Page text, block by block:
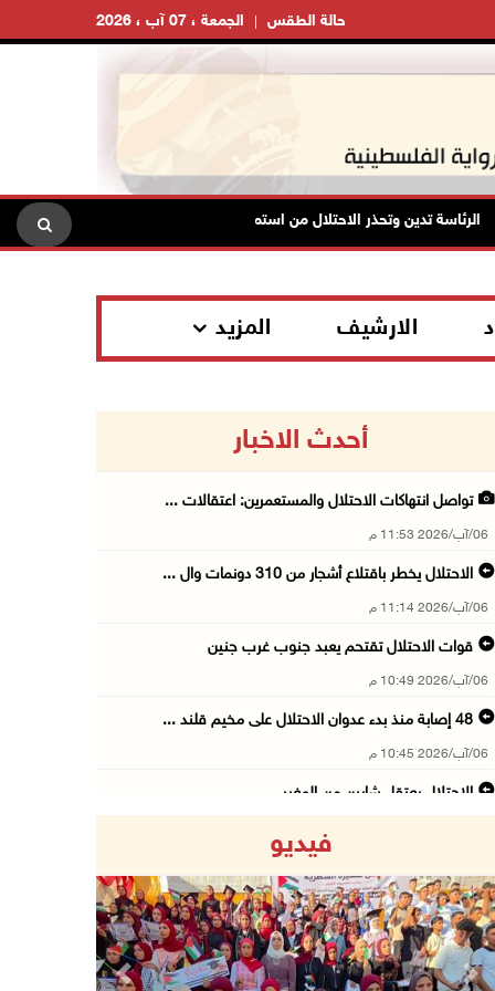
الجمعة ، 07 آب ، 2026 حالة الطقس
تدين وتحذر الاحتلال من استمرار حربه الشاملة على الشعب الفلسطيني
الارشيف المزيد
أحدث الاخبار
تواصل انتهاكات الاحتلال والمستعمرين: اعتقالات ...
06/آب/2026 11:53 م
الاحتلال يخطر باقتلاع أشجار من 310 دونمات وال ...
06/آب/2026 11:14 م
قوات الاحتلال تقتحم يعبد جنوب غرب جنين
06/آب/2026 10:49 م
48 إصابة منذ بدء عدوان الاحتلال على مخيم قلند ...
06/آب/2026 10:45 م
الاحتلال يعتقل شابين من المغير
06/آب/2026 10:01 م
رئيس بلدية الخليل يطلع وفدا أميركيا على تطورا ...
06/آب/2026 09:59 م
فيديو
Previous Next